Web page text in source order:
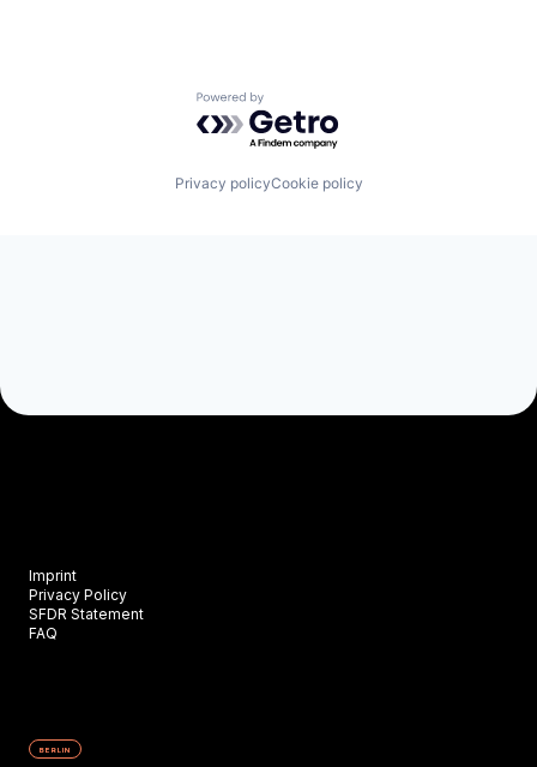
Powered by Getro.com
Privacy policyCookie policy
Imprint
Privacy Policy
SFDR Statement
FAQ
BERLIN